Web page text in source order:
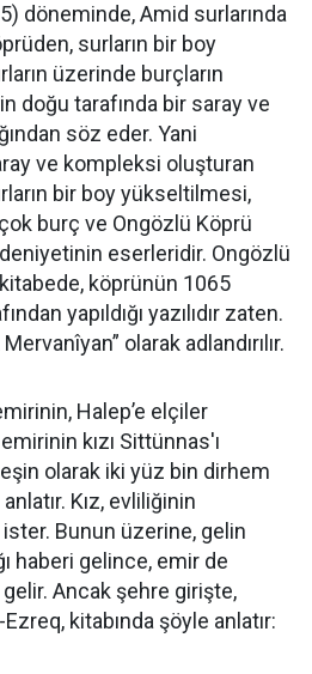
döneminde, Amid surlarında
surların bir boy
üzerinde burçların
doğu tarafında bir saray ve
söz eder. Yani
ve kompleksi oluşturan
bir boy yükseltilmesi,
burç ve Ongözlü Köprü
eserleridir. Ongözlü
köprünün 1065
yapıldığı yazılıdır zaten.
olarak adlandırılır.
Halep’e elçiler
kızı Sittünnas'ı
olarak iki yüz bin dirhem
Kız, evliliğinin
ister. Bunun üzerine, gelin
haberi gelince, emir de
gelir. Ancak şehre girişte,
kitabında şöyle anlatır: